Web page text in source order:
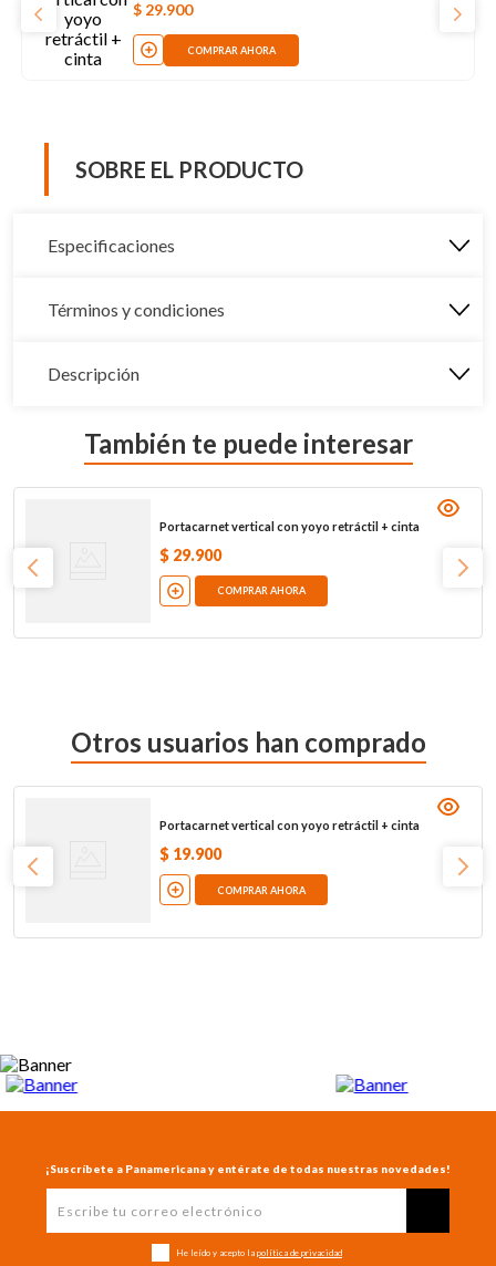
$ 29.900
COMPRAR AHORA
SOBRE EL PRODUCTO
Especificaciones
Términos y condiciones
Descripción
También te puede interesar
Portacarnet vertical con yoyo retráctil + cinta
$ 29.900
COMPRAR AHORA
Otros usuarios han comprado
Portacarnet vertical con yoyo retráctil + cinta
$ 19.900
COMPRAR AHORA
¡Suscríbete a Panamericana y entérate de todas nuestras novedades!
He leído y acepto la política de privacidad